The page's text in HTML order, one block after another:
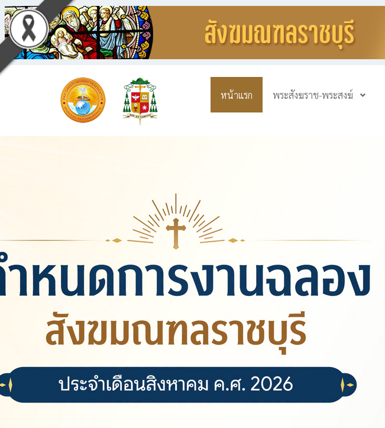
หน้าแรก พระสังฆราช-พระสงฆ์